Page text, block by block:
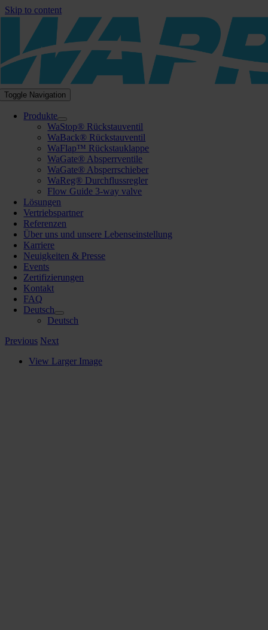
Skip to content
Toggle Navigation
Produkte
WaStop® Rückstauventil
WaBack® Rückstauventil
WaFlap™ Rückstauklappe
WaGate® Absperrventile
WaGate® Absperrschieber
WaReg® Durchflussregler
Flow Guide 3-way valve
Lösungen
Vertriebspartner
Referenzen
Über uns und unsere Lebenseinstellung
Karriere
Neuigkeiten & Presse
Events
Zertifizierungen
Kontakt
FAQ
Deutsch
Deutsch
Previous Next
View Larger Image